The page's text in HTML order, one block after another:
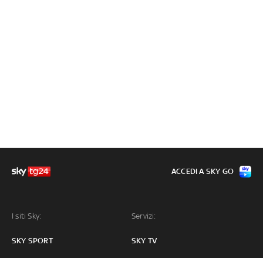
I siti Sky:
SKY SPORT
Servizi:
SKY TV
ACCEDI A SKY GO